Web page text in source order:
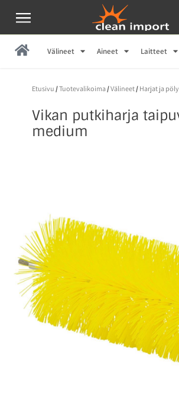
Välineet Aineet Laitteet
Etusivu /Tuotevalikoima/Välineet/ Harjat ja
Vikan putkiharja
medium